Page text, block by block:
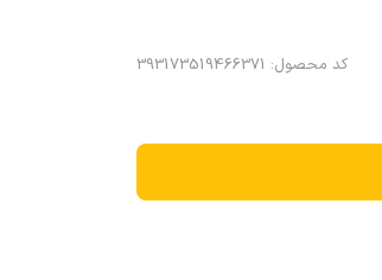
کد محصول:
393173519466371